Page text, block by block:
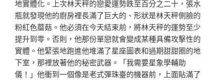
地實體化。上次林天秤的戀愛運勢跌至百分之二十，張水
瓶就發現他的廚房裡長滿了巨大的、形狀是林天秤側臉的
粉紅色蘑菇。他必須在今天結束前，將林天秤的運勢至少
提升到零。否則，他那份單戀就會變成某種具備攻擊性的
實體。他緊張地跑進他堆滿了星座圖表和過期甜甜圈的地
下室，那裡放著他的秘密武器。「我需要星象學輔助
儀！」他衝到一個像是老式彈珠臺的機器前，上面貼滿了